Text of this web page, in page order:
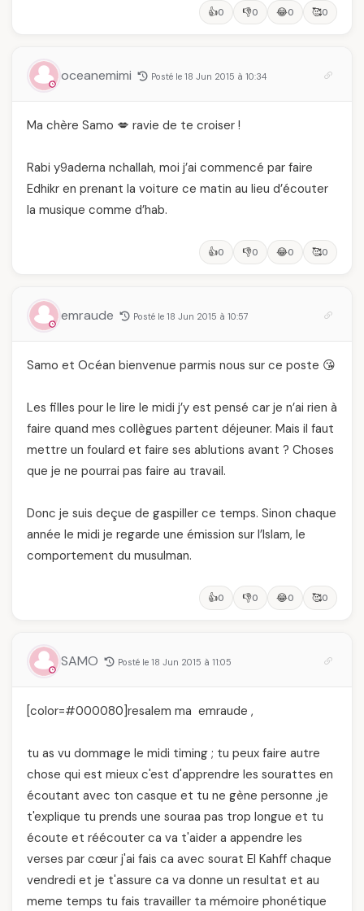
👍0 👎0 😂0 🥰0
oceanemimi Posté le 18 Jun 2015 à 10:34
Ma chère Samo 💋 ravie de te croiser !
Rabi y9aderna nchallah, moi j’ai commencé par faire
Edhikr en prenant la voiture ce matin au lieu d’écouter
la musique comme d’hab.
👍0 👎0 😂0 🥰0
emraude Posté le 18 Jun 2015 à 10:57
Samo et Océan bienvenue parmis nous sur ce poste 😘
Les filles pour le lire le midi j’y est pensé car je n’ai rien à
faire quand mes collègues partent déjeuner. Mais il faut
mettre un foulard et faire ses ablutions avant ? Choses
que je ne pourrai pas faire au travail.
Donc je suis deçue de gaspiller ce temps. Sinon chaque
année le midi je regarde une émission sur l’Islam, le
comportement du musulman.
👍0 👎0 😂0 🥰0
SAMO Posté le 18 Jun 2015 à 11:05
[color=#000080]resalem ma emraude ,
tu as vu dommage le midi timing ; tu peux faire autre
chose qui est mieux c'est d'apprendre les sourattes en
écoutant avec ton casque et tu ne gène personne ,je
t'explique tu prends une souraa pas trop longue et tu
écoute et réécouter ca va t'aider a appendre les
verses par cœur j'ai fais ca avec sourat El Kahff chaque
vendredi et je t'assure ca va donne un resultat et au
meme temps tu fais travailler ta mémoire phonétique